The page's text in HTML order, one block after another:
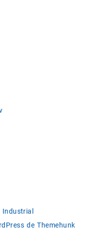
de Themehunk